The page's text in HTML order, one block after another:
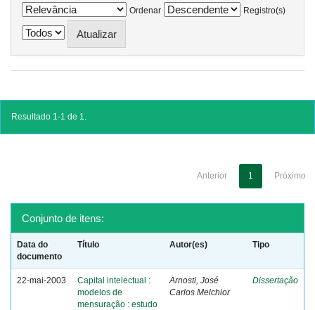
Ordenar
Registro(s)
Resultado 1-1 de 1.
Anterior 1 Próximo
Conjunto de itens:
Data do
documento
Título Autor(es) Tipo
22-mai-2003
Capital intelectual :
modelos de
mensuração : estudo
Arnosti, José
Carlos Melchior
Dissertação